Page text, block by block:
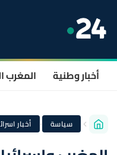
أخبار وطنية المغرب
سياسة · أخبار